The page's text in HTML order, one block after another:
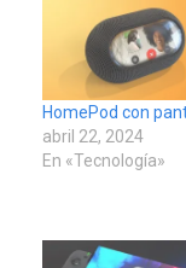
HomePod con
abril 22, 2024
En «Tecnología»